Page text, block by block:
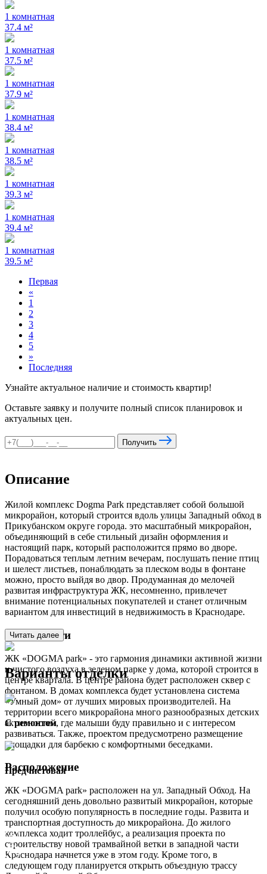
1 комнатная
37.4 м²
1 комнатная
37.5 м²
1 комнатная
37.9 м²
1 комнатная
38.4 м²
1 комнатная
38.5 м²
1 комнатная
39.3 м²
1 комнатная
39.4 м²
1 комнатная
39.5 м²
Первая
«
1
2
3
4
5
»
Последняя
Узнайте актуальное наличие и стоимость квартир!
Оставьте заявку и получите полный список планировок и
актуальных цен.
Получить
Описание
Жилой комплекс Dogma Park представляет собой большой
микрорайон, который строится вдоль улицы Западный обход в
Прикубанском округе города. это масштабный микрорайон,
объединяющий в себе стильный дизайн оформления и
настоящий парк, который расположится прямо во дворе.
Порадоваться теплым летним вечерам, послушать пение птиц
и шелест листьев, понаблюдать за плеском воды в фонтане
можно, просто выйдя во двор. Продуманная до мелочей
развитая инфраструктура ЖК, несомненно, привлечет
внимание потенциальных покупателей и станет отличным
вариантом для инвестиций в недвижимость в Краснодаре.
Особенности
ЖК «DOGMA park» - это гармония динамики активной жизни
и чистого воздуха в зеленом парке у дома, которой строится в
центре квартала. В центре района будет расположен сквер с
фонтаном. В домах комплекса будет установлена система
«Умный дом» от лучших мировых производителей. На
территории всего микрорайона много разнообразных детских
активностей, где малыши буду правильно и с интересом
развиваться. Также, проектом предусмотрено размещение
площадки для барбекю с комфортными беседками.
Расположение
ЖК «DOGMA park» расположен на ул. Западный Обход. На
сегодняшний день довольно развитый микрорайон, которые
получил особую популярность в последние годы. Развита и
транспортная доступность до микрорайона. До жилого
комплекса ходит троллейбус, а реализация проекта по
строительству новой трамвайной ветки в западной части
Краснодара начнется уже в этом году. Кроме того, в
следующем году планируется открыть объездную трассу
Читать далее
Варианты отделки
С ремонтом
Предчистовая